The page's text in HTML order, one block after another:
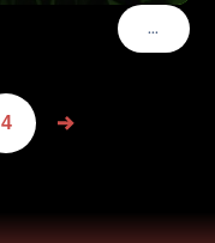
…VOIR
4